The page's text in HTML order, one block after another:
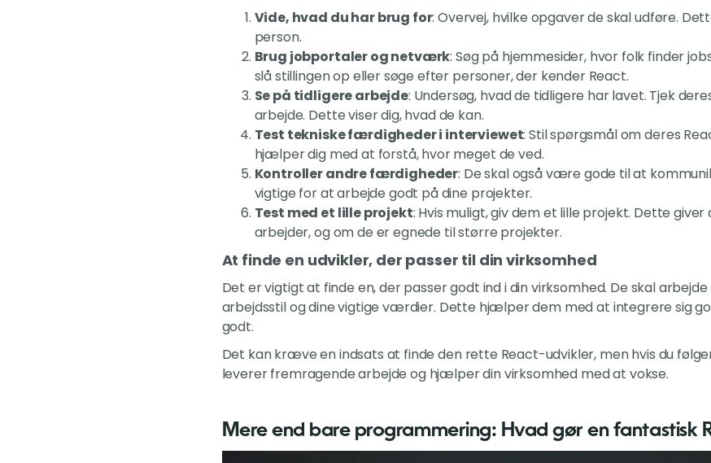
Vide, hvad du har brug for: Overvej, hvilke opgaver de skal udføre.
person.
Brug jobportaler og netværk: Søg på hjemmesider, hvor folk finder
slå stillingen op eller søge efter personer, der kender React.
Se på tidligere arbejde: Undersøg, hvad de tidligere har lavet. Tjek
arbejde. Dette viser dig, hvad de kan.
Test tekniske færdigheder i interviewet: Stil spørgsmål om deres
hjælper dig med at forstå, hvor meget de ved.
Kontroller andre færdigheder: De skal også være gode til at
vigtige for at arbejde godt på dine projekter.
Test med et lille projekt: Hvis muligt, giv dem et lille projekt. Dette
arbejder, og om de er egnede til større projekter.
At finde en udvikler, der passer til din virksomhed
Det er vigtigt at finde en, der passer godt ind i din virksomhed. De skal
arbejdsstil og dine vigtige værdier. Dette hjælper dem med at integrere sig
godt.
Det kan kræve en indsats at finde den rette React-udvikler, men hvis du
leverer fremragende arbejde og hjælper din virksomhed med at vokse.
Mere end bare programmering: Hvad gør en fantastisk